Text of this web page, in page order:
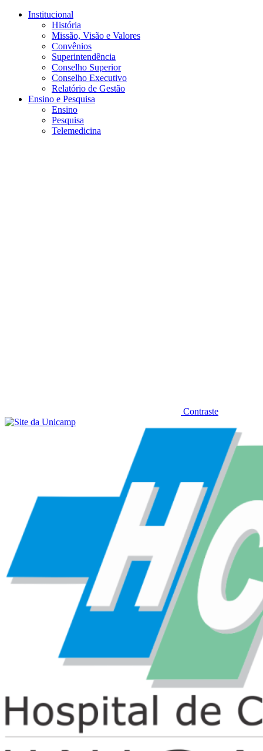
Conteúdo principal
Institucional
História
Missão, Visão e Valores
Convênios
Superintendência
Conselho Superior
Conselho Executivo
Relatório de Gestão
Ensino e Pesquisa
Ensino
Pesquisa
Telemedicina
Contraste